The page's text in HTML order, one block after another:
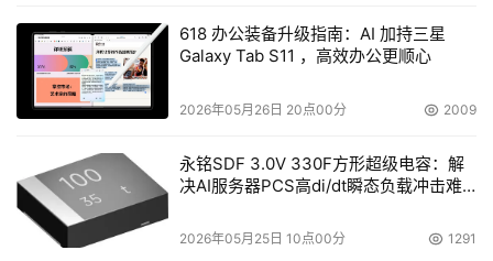
为这样确实会让64位的推广速度变慢。操作系统是服务器
的应用平台，而真正的业务应用系统才是用户产生价值的基
础。现在，几乎很少有专业的软件公司只做64的通用系
统，这也说明，现在还是32位为主的时代。
第三，用户大规模采购64位产品为时尚早。尽管从
2003年5月开始ＡＭＤ推出真正的可以兼容32位的服务器
开始，64位服务器的推出已经有两年的时间了，但是真正
618 办公装备升级指南：AI 加持三星
Galaxy Tab S11 ，高效办公更顺心
2026年05月26日 20点00分 2009
永铭SDF 3.0V 330F方形超级电容：解
决AI服务器PCS高di/dt瞬态负载冲击难
2026年05月25日 10点00分 1291